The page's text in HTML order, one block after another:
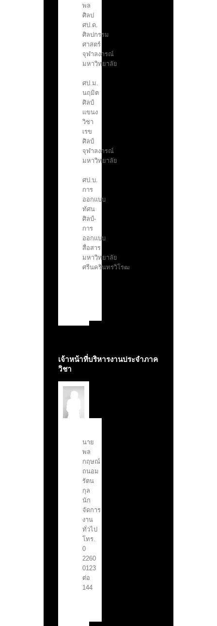
พล
ศิลป
ศป.ด.
ศิลปกรรม
ศาสตร์
จุฬาลงกรณ์
มหาวิทยาลัย
ศป.ม.
นฤมิต
ศิลป์
แขนง
วิชา
เรข
ศิลป์
จุฬาลงกรณ์
มหาวิทยาลัย
ศป.บ.
การ
ออกแบบ
ทัศน
ศิลป์-
การ
ออกแบบ
สื่อสาร
มหาวิทยาลัย
ศรีนครินทรวิโรฒ
เจ้าหน้าที่บริหารงานประจำภาค
วิชา
นาย
พล
กฤษณ์
ถนอม
รัตน
กุล
นัก
จัดการ
งาน
ทั่วไป
โทร.
0
2260
0123
ต่อ
144